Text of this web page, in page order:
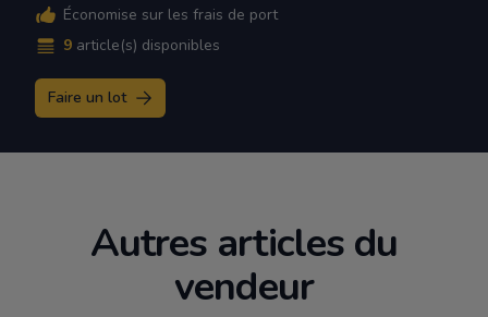
Économise sur les frais de port
9 article(s) disponibles
Faire un lot
Autres articles du
vendeur